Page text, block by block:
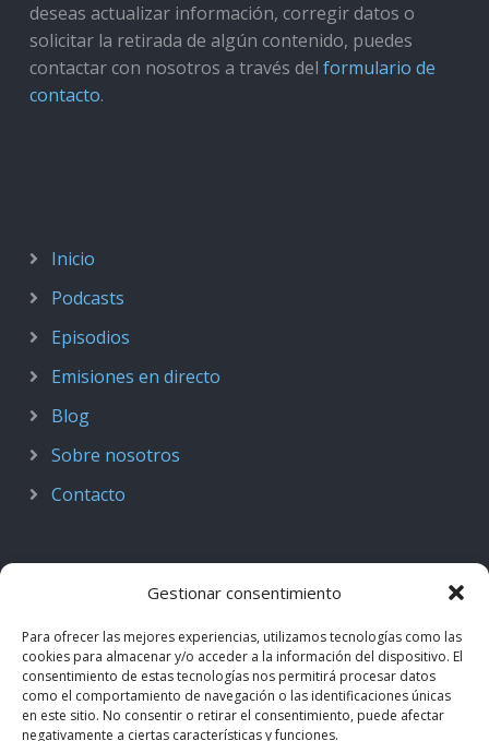
Gestionar consentimiento
Para ofrecer las mejores experiencias, utilizamos tecnologías como las
cookies para almacenar y/o acceder a la información del dispositivo. El
consentimiento de estas tecnologías nos permitirá procesar datos
como el comportamiento de navegación o las identificaciones únicas
en este sitio. No consentir o retirar el consentimiento, puede afectar
negativamente a ciertas características y funciones.
deseas actualizar información, corregir datos o
solicitar la retirada de algún contenido, puedes
contactar con nosotros a través del formulario de
contacto.
Inicio
Podcasts
Episodios
Emisiones en directo
Blog
Sobre nosotros
Contacto